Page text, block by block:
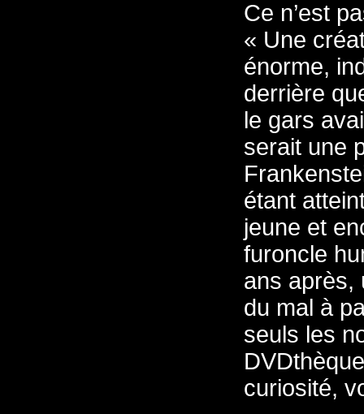
Ce n’est
« Une
énorme,
derrière
le gars
serait une
étant
jeune et
furoncle
ans après,
du mal à
seuls les
curiosité,